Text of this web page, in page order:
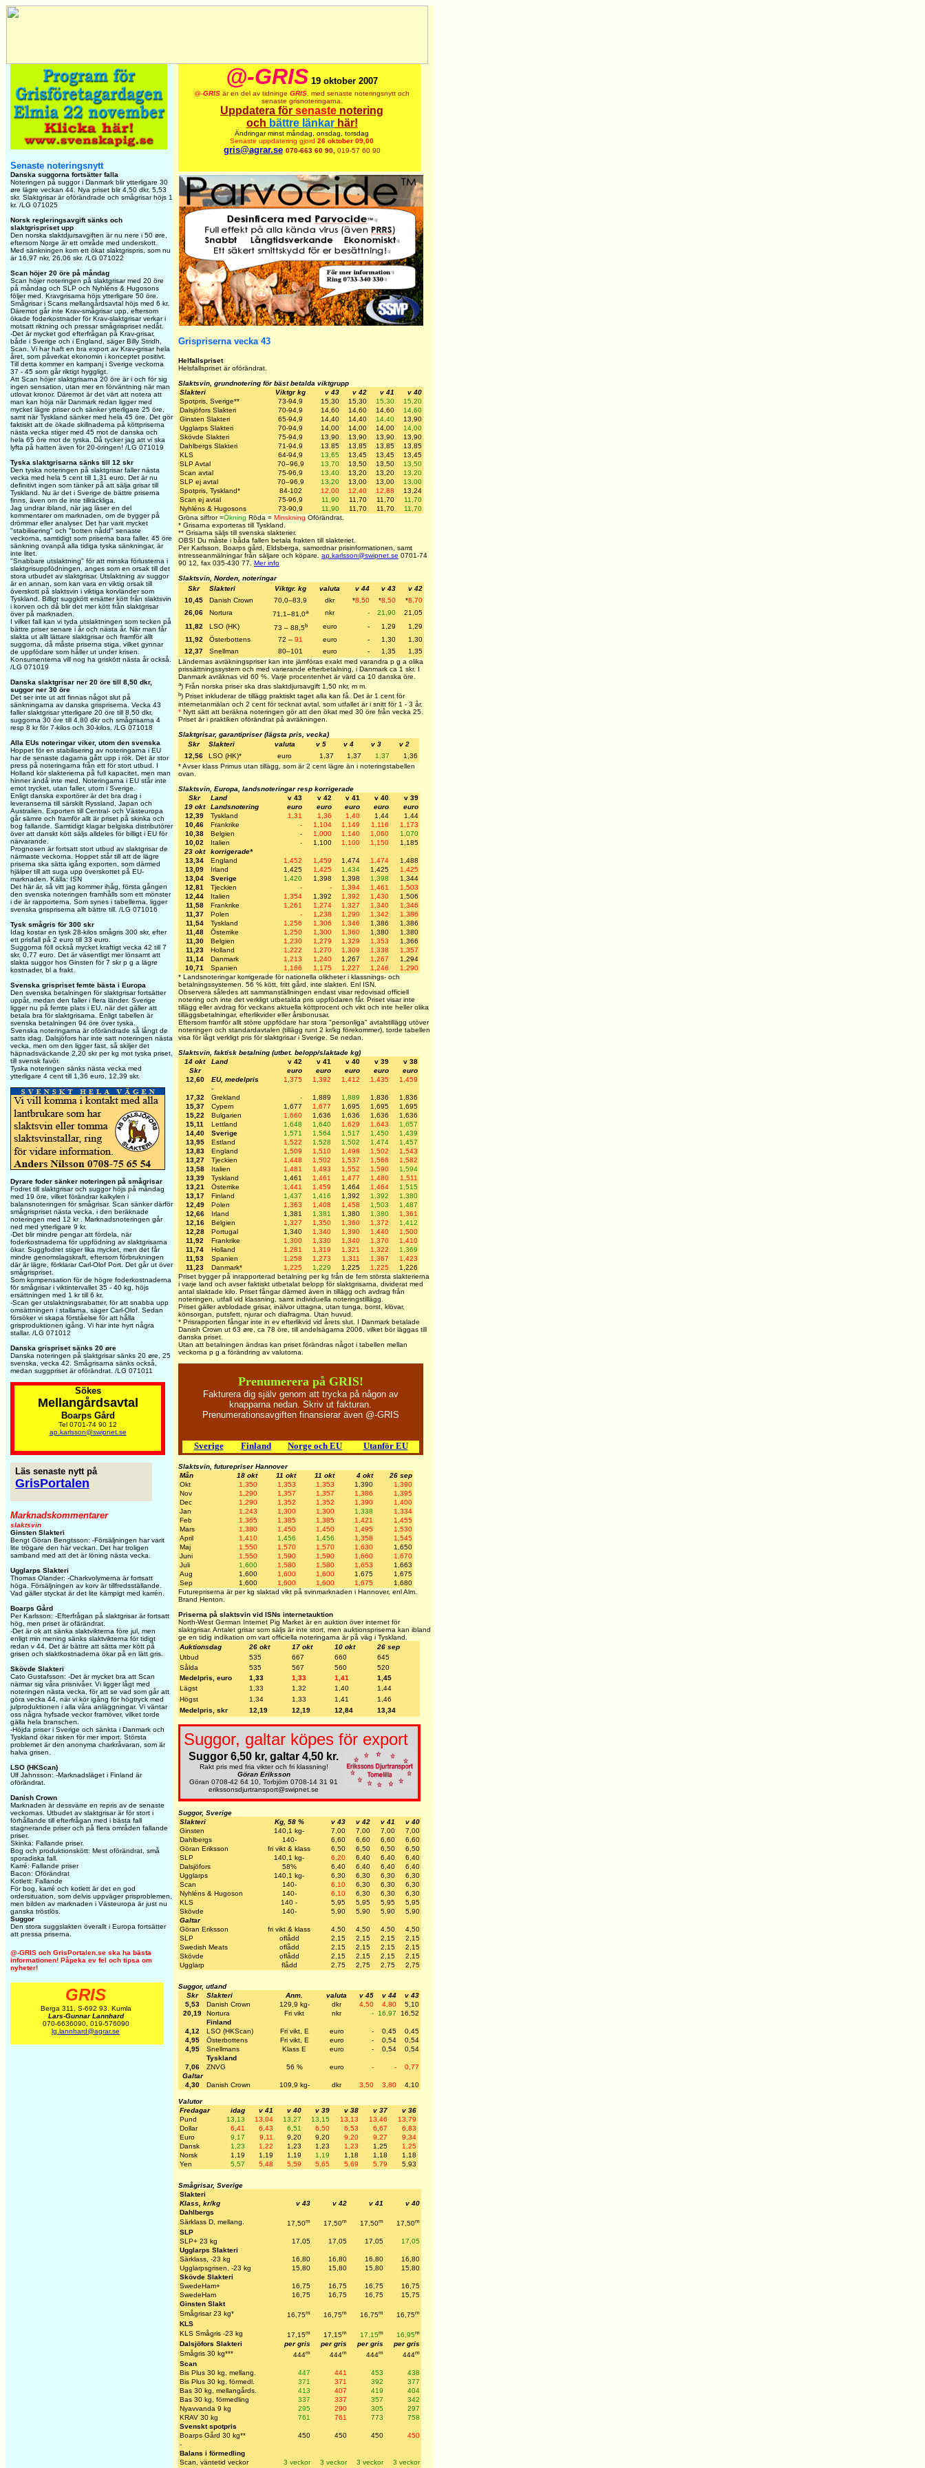
Senaste noteringsnytt
Danska suggorna fortsätter falla
Noteringen på suggor i Danmark blir ytterligare 30
øre lägre veckan 44. Nya priset blir 4,50 dkr, 5,53
skr. Slaktgrisar är oförändrade och smågrisar höjs 1
kr. /LG 071025
Norsk regleringsavgift sänks och
slaktgrispriset upp
Den norska slaktdjursavgiften är nu nere i 50 øre,
eftersom Norge är ett område med underskott.
Med sänkningen kom ett ökat slaktgrispris, som nu
är 16,97 nkr, 26,06 skr. /LG 071022
Scan höjer 20 öre på måndag
Scan höjer noteringen på slaktgrisar med 20 öre
på måndag och SLP och Nyhléns & Hugosons
följer med. Kravgrisarna höjs ytterligare 50 öre.
Smågrisar i Scans mellangårdsavtal höjs med 6 kr.
Däremot går inte Krav-smågrisar upp, eftersom
ökade foderkostnader för Krav-slaktgrisar verkar i
motsatt riktning och pressar smågrispriset nedåt.
-Det är mycket god efterfrågan på Krav-grisar,
både i Sverige och i England, säger Billy Stridh,
Scan. Vi har haft en bra export av Krav-grisar hela
året, som påverkat ekonomin i konceptet positivt.
Till detta kommer en kampanj i Sverige veckorna
37 - 45 som går riktigt hyggligt.
Att Scan höjer slaktgrisarna 20 öre är i och för sig
ingen sensation, utan mer en förväntning när man
utlovat kronor. Däremot är det värt att notera att
man kan höja när Danmark redan ligger med
mycket lägre priser och sänker ytterligare 25 öre,
samt när Tyskland sänker med hela 45 öre. Det gör
faktiskt att de ökade skillnaderna på köttpriserna
nästa vecka stiger med 45 mot de danska och
hela 65 öre mot de tyska. Då tycker jag att vi ska
lyfta på hatten även för 20-öringen! /LG 071019
Tyska slaktgrisarna sänks till 12 skr
Den tyska noteringen på slaktgrisar faller nästa
vecka med hela 5 cent till 1,31 euro. Det är nu
definitivt ingen som tänker på att sälja grisar till
Tyskland. Nu är det i Sverige de bättre priserna
finns, även om de inte tillräckliga.
Jag undrar ibland, när jag läser en del
kommentarer om marknaden, om de bygger på
drömmar eller analyser. Det har varit mycket
"stabilisering" och "botten nådd" senaste
veckorna, samtidigt som priserna bara faller. 45 öre
sänkning ovanpå alla tidiga tyska sänkningar, är
inte litet.
"Snabbare utslaktning" för att minska förlusterna i
slaktgrisuppfödningen, anges som en orsak till det
stora utbudet av slaktgrisar. Utslaktning av suggor
är en annan, som kan vara en viktig orsak till
överskott på slaktsvin i viktiga korvländer som
Tyskland. Billigt suggkött ersätter kött från slaktsvin
i korven och då blir det mer kött från slaktgrisar
över på marknaden.
I vilket fall kan vi tyda utslaktningen som tecken på
bättre priser senare i år och nästa år. När man får
slakta ut allt lättare slaktgrisar och framför allt
suggorna, då måste priserna stiga, vilket gynnar
de uppfödare som håller ut under krisen.
Konsumenterna vill nog ha griskött nästa år också.
/LG 071019
Danska slaktgrisar ner 20 öre till 8,50 dkr,
suggor ner 30 öre
Det ser inte ut att finnas något slut på
sänkningarna av danska grispriserna. Vecka 43
faller slaktgrisar ytterligare 20 öre till 8,50 dkr,
suggorna 30 öre till 4,80 dkr och smågrisarna 4
resp 8 kr för 7-kilos och 30-kilos. /LG 071018
Alla EUs noteringar viker, utom den svenska
Hoppet för en stabilisering av noteringarna i EU
har de senaste dagarna gått upp i rök. Det är stor
press på noteringarna från ett för stort utbud. I
Holland kör slakterierna på full kapacitet, men man
hinner ändå inte med. Noteringarna i EU står inte
emot trycket, utan faller, utom i Sverige.
Enligt danska exportörer är det bra drag i
leveranserna till särskilt Ryssland, Japan och
Australien. Exporten till Central- och Västeuropa
går sämre och framför allt är priset på skinka och
bog fallande. Samtidigt klagar belgiska distributörer
över att danskt kött säljs alldeles för billigt i EU för
närvarande.
Prognosen är fortsatt stort utbud av slaktgrisar de
närmaste veckorna. Hoppet står till att de lägre
priserna ska sätta igång exporten, som därmed
hjälper till att suga upp överskottet på EU-
marknaden. Källa: ISN
Det här är, så vitt jag kommer ihåg, första gången
den svenska noteringen framhålls som ett mönster
i de är rapporterna. Som synes i tabellerna, ligger
svenska grispriserna allt bättre till. /LG 071016
Tysk smågris för 300 skr
Idag kostar en tysk 28-kilos smågris 300 skr, efter
ett prisfall på 2 euro till 33 euro.
Suggorna föll också mycket kraftigt vecka 42 till 7
skr, 0,77 euro. Det är väsentligt mer lönsamt att
slakta suggor hos Ginsten för 7 skr p g a lägre
kostnader, bl a frakt.
Svenska grispriset femte bästa i Europa
Den svenska betalningen för slaktgrisar fortsätter
uppåt, medan den faller i flera länder. Sverige
ligger nu på femte plats i EU, när det gäller att
betala bra för slaktgrisarna. Enligt tabellen är
svenska betalningen 94 öre över tyska.
Svenska noteringarna är oförändrade så långt de
satts idag. Dalsjöfors har inte satt noteringen nästa
vecka, men om den ligger fast, så skiljer det
häpnadsväckande 2,20 skr per kg mot tyska priset,
till svensk favör.
Tyska noteringen sänks nästa vecka med
ytterligare 4 cent till 1,36 euro, 12,39 skr.
Dyrare foder sänker noteringen på smågrisar
Fodret till slaktgrisar och suggor höjs på måndag
med 19 öre, vilket förändrar kalkylen i
balansnoteringen för smågrisar. Scan sänker därför
smågrispriset nästa vecka, i den beräknade
noteringen med 12 kr . Marknadsnoteringen går
ned med ytterligare 9 kr.
-Det blir mindre pengar att fördela, när
foderkostnaderna för uppfödning av slaktgrisarna
ökar. Suggfodret stiger lika mycket, men det får
mindre genomslagskraft, eftersom förbrukningen
där är lägre, förklarar Carl-Olof Port. Det går ut över
smågrispriset.
Som kompensation för de högre foderkostnaderna
för smågrisar i viktintervallet 35 - 40 kg, höjs
ersättningen med 1 kr till 6 kr.
-Scan ger utslaktningsrabatter, för att snabba upp
omsättningen i stallarna, säger Carl-Olof. Sedan
försöker vi skapa förståelse för att hålla
grisproduktionen igång. Vi har inte hyrt några
stallar. /LG 071012
Danska grispriset sänks 20 øre
Danska noteringen på slaktgrisar sänks 20 øre, 25
svenska, vecka 42. Smågrisarna sänks också,
medan suggpriset är oförändrat. /LG 071011
Sökes
Mellangårdsavtal
Boarps Gård
Tel 0701-74 90 12
ap.karlsson@swipnet.se
Läs senaste nytt på
GrisPortalen
Marknadskommentarer
slaktsvin
Ginsten Slakteri
Bengt Göran Bengtsson: -Försäljningen har varit
lite trögare den här veckan. Det har troligen
samband med att det är löning nästa vecka.
Ugglarps Slakteri
Thomas Olander: -Charkvolymerna är fortsatt
höga. Försäljningen av korv är tillfredsställande.
Vad gäller styckat är det lite kämpigt med karrén.
Boarps Gård
Per Karlsson: -Efterfrågan på slaktgrisar är fortsatt
hög, men priset är ofärändrat.
-Det är ok att sänka slaktvikterna före jul, men
enligt min mening sänks slaktvikterna för tidigt
redan v 44. Det är bättre att sätta mer kött på
grisen och slaktkostnaderna ökar på en lätt gris.
Skövde Slakteri
Cato Gustafsson: -Det är mycket bra att Scan
närmar sig våra prisnivåer. Vi ligger lågt med
noteringen nästa vecka, för att se vad som går att
göra vecka 44, när vi kör igång för högtryck med
julproduktionen i alla våra anläggningar. Vi väntar
oss några hyfsade veckor framöver, vilket torde
gälla hela branschen.
-Höjda priser i Sverige och sänkta i Danmark och
Tyskland ökar risken för mer import. Största
problemet är den anonyma charkråvaran, som är
halva grisen.
LSO (HKScan)
Ulf Jahnsson: -Marknadsläget i Finland är
oförändrat.
Danish Crown
Marknaden är dessvärre en repris av de senaste
veckornas. Utbudet av slaktgrisar är för stort i
förhållande till efterfrågan med i bästa fall
stagnerande priser och på flera områden fallande
priser.
Skinka: Fallande priser.
Bog och produktionskött: Mest oförändrat, små
sporadiska fall.
Karré: Fallande priser
Bacon: Oförändrat
Kotlett: Fallande
För bog, karré och kotlett är det en god
ordersituation, som delvis uppväger prisproblemen,
men bilden av marknaden i Västeuropa är just nu
ganska tröstlös.
Suggor
Den stora suggslakten överallt i Europa fortsätter
att pressa priserna.
@-GRIS och GrisPortalen.se ska ha bästa
informationen! Påpeka ev fel och tipsa om
nyheter!
GRIS
Berga 311, S-692 93. Kumla
Lars-Gunnar Lannhard
070-6636090, 019-576090
lg.lannhard@agrar.se
@-GRIS 19 oktober 2007
@-GRIS är en del av tidninge GRIS med senaste noteringsnytt och
senaste grisnoteringarna.
Uppdatera för senaste notering
och bättre länkarhär!
Ändringar minst måndag, onsdag, torsdag
Senaste uppdatering gjord 26 oktober 09,00
gris@agrar.se 070-663 60 90, 019-57 60 90
Grispriserna vecka 43
Helfallspriset
Helsfallspriset är oförändrat.
Slaktsvin, grundnotering för bäst betalda viktgrupp
Slakteri
Viktgr kg v 43 v 42 v 41
v 40
Spotpris, Sverige**
73-94,9 15,30 15,30 15,30
15,20
Dalsjöfors Slakteri
70-94,9 14,60 14,60 14,60
14,60
Ginsten Slakteri
65-94,9 14,40 14,40 14,40
13,90
Ugglarps Slakteri
70-94,9 14,00 14,00 14,00
14,00
Skövde Slakteri
75-94,9 13,90 13,90 13,90
13,90
Dahlbergs Slakteri
71-94,9 13.85 13,85 13,85
13,85
KLS
64-94,9 13,65 13,45 13,45
13,45
SLPAvtal 70–96,9 13,70 13,50 13,50
13,50
Scan avtal 75-96,9 13,40 13,20 13,20
13,20
SLP ej avtal
70–96,9 13,20 13,00 13,00
13,00
Spotpris, Tyskland*
84-102 12,00 12,40 12,88
13,24
Scan ej avtal
75-96,9 11,90 11,70 11,70
11,70
Nyhléns & Hugosons
73-90,9 11,90 11,70 11,70
11,70
Gröna siffror =Ökning Röda = Minskning Oförändrat.
* Grisarna exporteras till Tyskland.
** Grisarna säljs till svenska slakterier.
OBS! Du måste i båda fallen betala frakten till slakteriet.
Per Karlsson, Boarps gård, Eldsberga, samordnar prisinformationen, samt
intresseanmälningar från säljare och köpare. ap.karlsson@swipnet.se 0701-74
90 12, fax 035-430 77. Mer info
Slaktsvin, Norden, noteringar
Skr
Slakteri Viktgr. kg valuta v 44 v 43
v 42
10,45
Danish Crown 70,0–83,9 dkr *8,50 *8,50 *8,70
26,06
Nortura 71,1–81,0a nkr - 21,90
21,05
11,82
LSO (HK) 73 – 88,5b euro - 1,29
1,29
11,92
Österbottens 72 – 91 euro - 1,30
1,30
12,37
Snellman 80–101 euro - 1,35
1,35
Ländernas avräkningspriser kan inte jämföras exakt med varandra p g a olika
prissättningssystem och med varierande efterbetalning, i Danmark ca 1 skr. I
Danmark avräknas vid 60 %. Varje procentenhet är värd ca 10 danska öre.
a) Från norska priser ska dras slaktdjursavgift 1,50 nkr, m m.
b) Priset inkluderar de tillägg praktiskt taget alla kan få. Det är 1 cent för
internetanmälan och 2 cent för tecknat avtal, som utfallet är i snitt för 1 - 3 år.
* Nytt sätt att beräkna noteringen gör att den ökat med 30 öre från vecka 25.
Priset är i praktiken oförändrat på avräkningen.
Slaktgrisar, garantipriser (lägsta pris, vecka)
Skr
Slakteri valuta v 5 v 4 v 3
v 2
12,56
LSO (HK)* euro 1,37 1,37 1,37
1,36
* Avser klass Primus utan tillägg, som är 2 cent lägre än i noteringstabellen
ovan.
Slaktsvin, Europa, landsnoteringar resp korrigerade
Skr
Land v 43 v 42 v 41 v 40
v 39
19 okt
Landsnotering euro euro euro euro
euro
12,39
Tyskland 1,31 1,36 1,40 1,44
1,44
10,46
Frankrike - 1,104 1,149 1,116
1,173
10,38
Belgien - 1,000 1,140 1,060
1,070
10,02
Italien - 1,100 1,100 1,150
1,185
23 okt
korrigerade*
13,34
England 1,452 1,459 1,474 1,474
1,488
13,09
Irland 1,425 1,425 1,434 1,425
1,425
13,04
Sverige 1,420 1,398 1,398 1,398
1,344
12,81
Tjeckien - - 1,394 1,461
1,503
12,44
Italien 1,354 1,392 1,392 1,430
1,506
11,58
Frankrike 1,261 1,274 1,327 1,340
1,346
11,37
Polen - 1,238 1,290 1,342
1,386
11,54
Tyskland 1,256 1,306 1,346 1,386
1,386
11,48
Österrike 1,250 1,300 1,360 1,380
1,380
11,30
Belgien 1,230 1,279 1,329 1,353
1,366
11,23
Holland 1,222 1,270 1,309 1,338
1,357
11,14
Danmark 1,213 1,240 1,267 1,267
1,294
10,71
Spanien 1,166 1,175 1,227 1,246
1,290
* Landsnoteringar korrigerade för nationella olikheter i klassnings- och
betalningssystemen. 56 % kött, fritt gård, inte slakteri. Enl ISN.
Observera således att sammanställningen endast visar redovisad officiell
notering och inte det verkligt utbetalda pris uppfödaren får. Priset visar inte
tillägg eller avdrag för veckans aktuella köttprocent och vikt och inte heller olika
tilläggsbetalningar, efterlikvider eller årsbonusar.
Eftersom framför allt större uppfödare har stora "personliga" avtalstillägg utöver
noteringen och standardavtalen (tillägg runt 2 kr/kg förekommer), torde tabellen
visa för lågt verkligt pris för slaktgrisar i Sverige. Se nedan.
Slaktsvin, faktisk betalning (utbet. belopp/slaktade kg)
14 okt
Land v 42 v 41 v 40 v 39
v 38
Skr
euro euro euro euro
euro
12,60
EU, medelpris 1,375 1,392 1,412 1,435
1,459
-
17,32
Grekland - 1,889 1,889 1,836
1,836
15,37
Cypern 1,677 1,677 1,695 1,695
1,695
15,22
Bulgarien 1,660 1,636 1,636 1,636
1,636
15,11
Lettland 1,648 1,640 1,629 1,643
1,657
14,40
Sverige 1,571 1,564 1,517 1,450
1,439
13,95
Estland 1,522 1,528 1,502 1,474
1,457
13,83
England 1,509 1,510 1,498 1,502
1,543
13,27
Tjeckien 1,448 1,502 1,537 1,566
1,582
13,58
Italien 1,481 1,493 1,552 1,590
1,594
13,39
Tyskland 1,461 1,461 1,477 1,480
1,511
13,21
Österrike 1,441 1,459 1,464 1,464
1,515
13,17
Finland 1,437 1,416 1,392 1,392
1,380
12,49
Polen 1,363 1,408 1,458 1,503
1,487
12,66
Irland 1,381 1,381 1,380 1,380
1,361
12,16
Belgien 1,327 1,350 1,360 1,372
1,412
12,28
Portugal 1,340 1,340 1,390 1,440
1,500
11,92
Frankrike 1,300 1,330 1,340 1,370
1,410
11,74
Holland 1,281 1,319 1,321 1,322
1,369
11,53
Spanien 1,258 1,273 1,311 1,367
1,423
11,23
Danmark* 1,225 1,229 1,225 1,225
1,226
Priset bygger på inrapporterad betalning per kg från de fem största slakterierna
i varje land och avser faktiskt utbetalat belopp för slaktgrisarna, dividerat med
antal slaktade kilo. Priset fångar därmed även in tillägg och avdrag från
noteringen, utfall vid klassning, samt individuella noteringstillägg.
Priset gäller avblodade grisar, inälvor uttagna, utan tunga, borst, klövar,
könsorgan, putsfett, njurar och diafragma. Utan huvud.
* Prisrapporten fångar inte in ev efterlikvid vid årets slut. I Danmark betalade
Danish Crown ut 63 øre, ca 78 öre, till andelsägarna 2006, vilket bör läggas till
danska priset.
Utan att betalningen ändras kan priset förändras något i tabellen mellan
veckorna p g a förändring av valutorna.
Prenumerera på GRIS!
Fakturera dig själv genom att trycka på någon av
knapparna nedan. Skriv ut fakturan.
Prenumerationsavgiften finansierar även @-GRIS
Sverige Finland Norge och EU Utanför EU
Slaktsvin, futurepriser Hannover
Mån
18 okt 11 okt 11 okt 4 okt
26 sep
Okt
1,350 1,353 1,353 1,390
1,390
Nov
1,290 1,357 1,357 1,386
1,395
Dec
1,290 1,352 1,352 1,390
1,400
Jan
1,243 1,300 1,300 1,338
1,334
Feb
1,365 1,385 1,385 1,421
1,455
Mars
1,380 1,450 1,450 1,495
1,530
April
1,410 1,456 1,456 1,358
1,545
Maj
1,550 1,570 1,570 1,630
1,650
Juni
1,550 1,590 1,590 1,660
1,670
Juli
1,600 1,580 1,580 1,653
1,663
Aug
1,600 1,600 1,600 1,675
1,675
Sep
1,600 1,600 1,600 1,675
1,680
Futurepriserna är per kg slaktad vikt på svinmarknaden i Hannover, enl Alm.
Brand Henton.
Priserna på slaktsvin vid ISNs internetauktion
North-West German Internet Pig Market är en auktion över internet för
slaktgrisar. Antalet grisar som säljs är inte stort, men auktionspriserna kan ibland
ge en tidig indikation om vart officiella noteringarna är på väg i Tyskland.
Auktionsdag
26 okt 17 okt 10 okt
26 sep
Utbud
535 667 660
645
Sålda
535 567 560
520
Medelpris, euro
1,33 1,33 1,41
1,45
Lägst
1,33 1,32 1,40
1,44
Högst
1,34 1,33 1,41
1,46
Medelpris, skr
12,19 12,19 12,84 13,34
Suggor, galtar köpes för export
Suggor 6,50 kr, galtar 4,50 kr.
Rakt pris med fria vikter och fri klassning!
Göran Eriksson
Göran 0708-42 64 10, Torbjörn 0708-14 31 91
erikssonsdjurtransport@swipnet.se
Suggor, Sverige
Slakteri
Kg, 58 % v 43 v 42 v 41
v 40
Ginsten
140,1 kg- 7,00 7,00 7,00
7,00
Dahlbergs
140- 6,60 6,60 6,60
6,60
Göran Eriksson
fri vikt & klass 6,50 6,50 6,50
6,50
SLP
140,1 kg- 6,20 6,40 6,40
6,40
Dalsjöfors
58% 6,40 6,40 6,40
6,40
Ugglarps
140,1 kg- 6,30 6,30 6,30
6,30
Scan
140- 6,10 6,30 6,30
6,30
Nyhléns & Hugoson
140- 6,10 6,30 6,30
6,30
KLS
140 - 5,95 5,95 5,95
5,95
Skövde
140- 5,90 5,90 5,90
5,90
Galtar
Göran Eriksson
fri vikt & klass 4,50 4,50 4,50
4,50
SLP
oflådd 2,15 2,15 2,15
2,15
Swedish Meats
oflådd 2,15 2,15 2,15
2,15
Skövde
oflådd 2,15 2,15 2,15
2,15
Ugglarp
flådd 2,75 2,75 2,75 2,75
Suggor, utland
Skr
Slakteri Anm. valuta v 45 v 44
v 43
5,53
Danish Crown 129,9 kg- dkr 4,50 4,80
5,10
20,19
Nortura Fri vikt nkr - 16,97
16,52
Finland
4,12
LSO (HKScan) Fri vikt, E euro - 0,45
0,45
4,95
Österbottens Fri vikt, E euro - 0,54
0,54
4,95
Snellmans Klass E euro - 0,54
0,54
Tyskland
7,06
ZNVG 56 % euro - -
0,77
Galtar
4,30
Danish Crown 109,9 kg- dkr 3,50 3,80 4,10
Valutor
Fredagar
idag v 41 v 40 v 39 v 38 v 37
v 36
Pund
13,13 13,04 13,27 13,15 13,13 13,46
13,79
Dollar
6,41 6,43 6,51 6,50 6,53 6,67
6,83
Euro
9,17 9,11 9,20 9,20 9,20 9,27
9,34
Dansk
1,23 1,22 1,23 1,23 1,23 1,25
1,25
Norsk
1,19 1,19 1,19 1,19 1,18 1,18
1,18
Yen
5,57 5,48 5,59 5,65 5,69 5,79 5,93
Smågrisar, Sverige
Slakteri
Klass, kr/kg
v 43 v 42 v 41
v 40
Dahlbergs
Särklass D, mellang.
17,50m 17,50m 17,50m 17,50m
SLP
SLP+ 23 kg
17,05 17,05 17,05
17,05
Ugglarps Slakteri
Särklass, -23 kg
16,80 16,80 16,80
16,80
Ugglarpsgrisen, -23 kg
15,80 15,80 15,80
15,80
Skövde Slakteri
SwedeHam+
16,75 16,75 16,75
16,75
SwedeHam
16,75 16,75 16,75
15,75
Ginsten Slakt
Smågrisar 23 kg*
16,75m 16,75m 16,75m 16,75m
KLS
KLS Smågris -23 kg
17,15m 17,15m 17,15m 16,95m
Dalsjöfors Slakteri per gris per gris per gris
per gris
Smågris 30 kg***
444m 444m 444m 444m
Scan
Bis Plus 30 kg, mellang.
447 441 453
438
Bis Plus 30 kg, förmedl.
371 371 392
377
Bas 30 kg, mellangårds.
413 407 419
404
Bas 30 kg, förmedling
337 337 357
342
Nyavvanda 9 kg
295 290 305
297
KRAV 30 kg
761 761 773
758
Svenskt spotpris
Boarps Gård 30 kg**
450 450 450
450
-
Balans i förmedling
Scan, väntetid veckor
3 veckor 3 veckor 3 veckor
3 veckor